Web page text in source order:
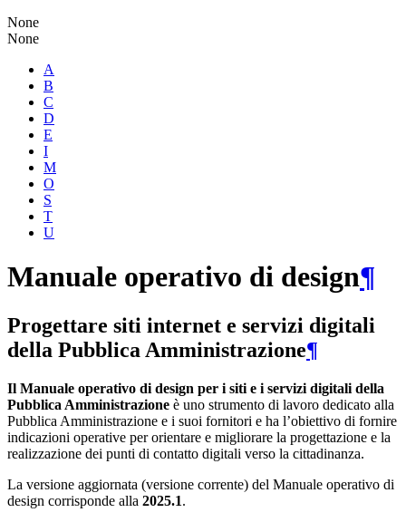
None
None
A
B
C
D
E
I
M
O
S
T
U
Manuale operativo di design¶
Progettare siti internet e servizi digitali
della Pubblica Amministrazione¶
Il Manuale operativo di design per i siti e i servizi digitali della
Pubblica Amministrazione è uno strumento di lavoro dedicato alla
Pubblica Amministrazione e i suoi fornitori e ha l’obiettivo di fornire
indicazioni operative per orientare e migliorare la progettazione e la
realizzazione dei punti di contatto digitali verso la cittadinanza.
La versione aggiornata (versione corrente) del Manuale operativo di
design corrisponde alla 2025.1.